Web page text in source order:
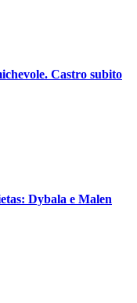
Castro subito
Dybala e Malen